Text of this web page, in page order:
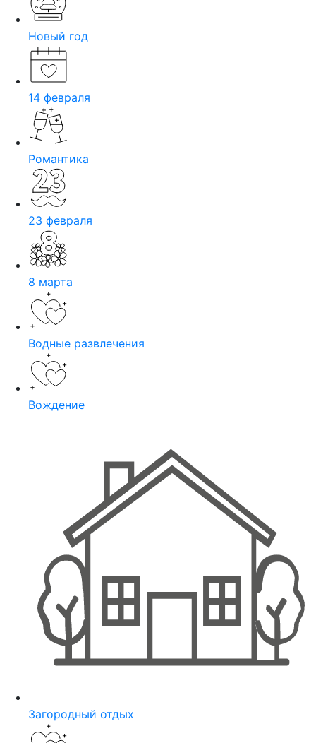
Новый год
14 февраля
Романтика
23 февраля
8 марта
Водные развлечения
Вождение
Загородный отдых